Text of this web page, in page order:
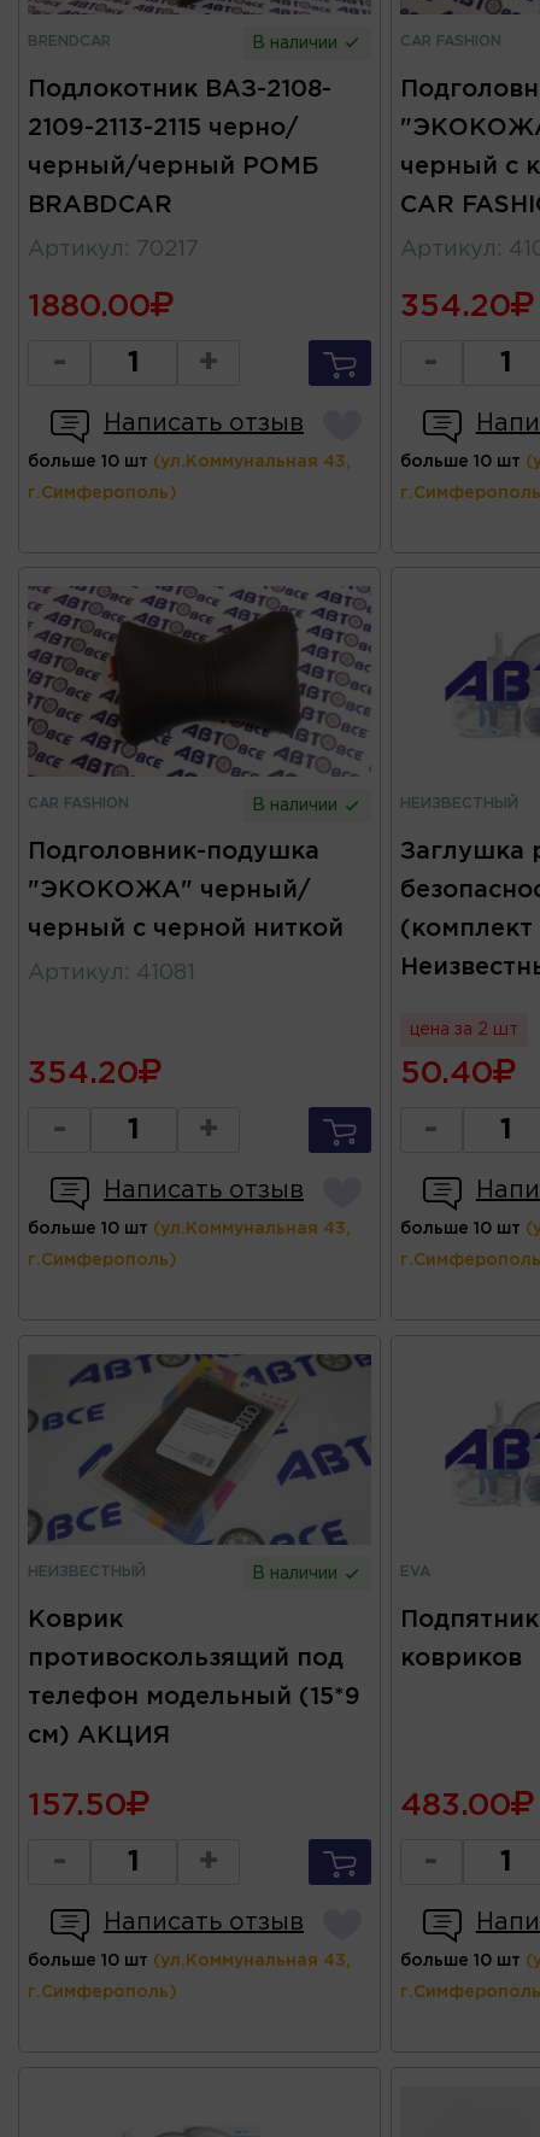
BRENDCAR В наличии
Подлокотник ВАЗ-2108-
2109-2113-2115 черно/
черный/черный РОМБ
BRABDCAR
Артикул : 70217
1880.00
- +
Написать отзыв
больше 10 шт (ул.Коммунальная 43,
г.Симферополь)
CAR FASHION
черный с
CAR
Артикул :
354.20
-
больше 10 шт
CAR FASHION В наличии
Подголовник-подушка
"ЭКОКОЖА" черный/
черный с черной ниткой
Артикул : 41081
354.20
- +
Написать отзыв
больше 10 шт (ул.Коммунальная 43,
г.Симферополь)
НЕИЗВЕСТНЫЙ
Заглушка
цена за 2 шт
50.40
-
больше 10 шт
НЕИЗВЕСТНЫЙ В наличии
Коврик
противоскользящий под
телефон модельный (15*9
см) АКЦИЯ
157.50
- +
Написать отзыв
больше 10 шт (ул.Коммунальная 43,
г.Симферополь)
EVA
ковриков
483.00
-
больше 10 шт